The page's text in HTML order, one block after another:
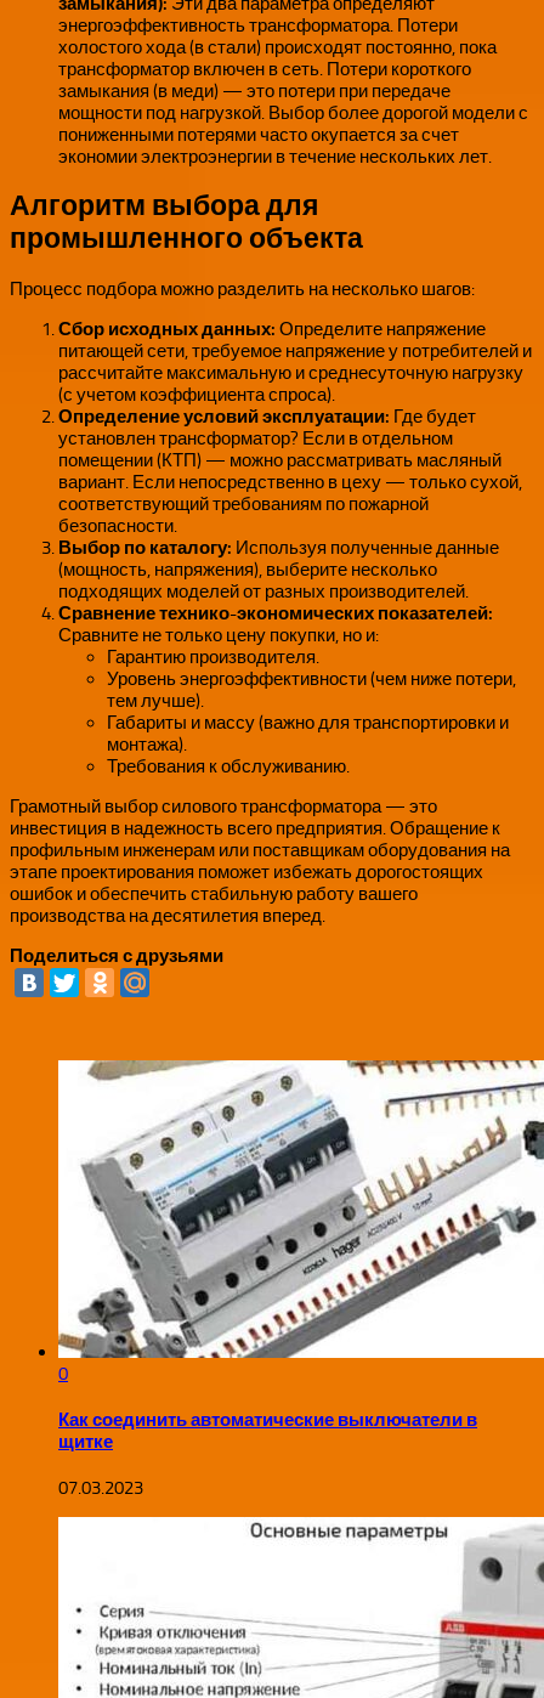
энергоэффективность трансформатора. Потери
холостого хода (в стали) происходят постоянно, пока
трансформатор включен в сеть. Потери короткого
замыкания (в меди) — это потери при передаче
мощности под нагрузкой. Выбор более дорогой модели с
пониженными потерями часто окупается за счет
экономии электроэнергии в течение нескольких лет.
Алгоритм выбора для
промышленного объекта
Процесс подбора можно разделить на несколько шагов:
Сбор исходных данных: Определите напряжение
питающей сети, требуемое напряжение у потребителей и
рассчитайте максимальную и среднесуточную нагрузку
(с учетом коэффициента спроса).
Определение условий эксплуатации: Где будет
установлен трансформатор? Если в отдельном
помещении (КТП) — можно рассматривать масляный
вариант. Если непосредственно в цеху — только сухой,
соответствующий требованиям по пожарной
безопасности.
Выбор по каталогу: Используя полученные данные
(мощность, напряжения), выберите несколько
подходящих моделей от разных производителей.
Сравнение технико-экономических показателей:
Сравните не только цену покупки, но и:
Гарантию производителя.
Уровень энергоэффективности (чем ниже потери,
тем лучше).
Габариты и массу (важно для транспортировки и
монтажа).
Требования к обслуживанию.
Грамотный выбор силового трансформатора — это
инвестиция в надежность всего предприятия. Обращение к
профильным инженерам или поставщикам оборудования на
этапе проектирования поможет избежать дорогостоящих
ошибок и обеспечить стабильную работу вашего
производства на десятилетия вперед.
Поделиться с друзьями
0
Как соединить автоматические выключатели в
щитке
07.03.2023